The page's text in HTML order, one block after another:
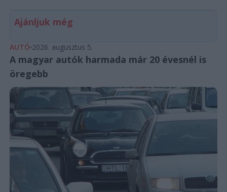
Ajánljuk még
AUTÓ 2026. augusztus 5.
A magyar autók harmada már 20 évesnél is
öregebb